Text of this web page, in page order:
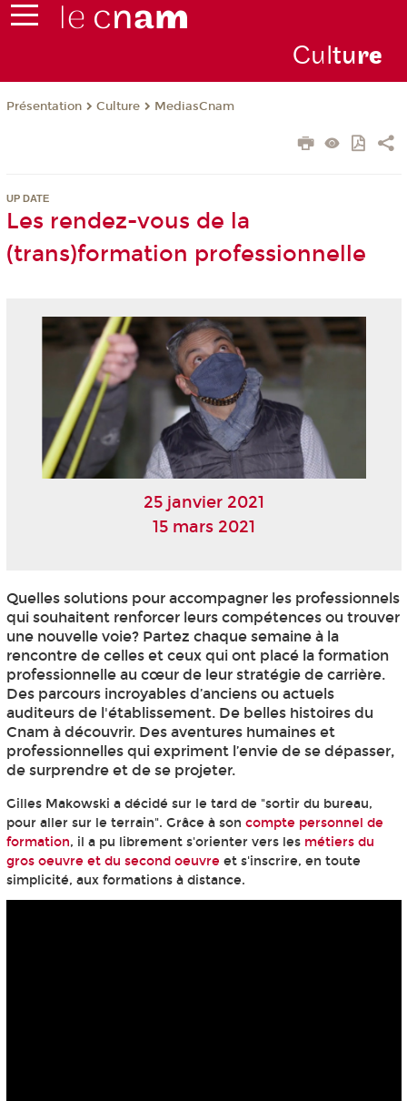
Culture
Présentation Culture MediasCnam
UP DATE
Les rendez-vous de la
(trans)formation professionnelle
25 janvier 2021
15 mars 2021
Quelles solutions pour accompagner les professionnels
qui souhaitent renforcer leurs compétences ou trouver
une nouvelle voie? Partez chaque semaine à la
rencontre de celles et ceux qui ont placé la formation
professionnelle au cœur de leur stratégie de carrière.
Des parcours incroyables d’anciens ou actuels
auditeurs de l'établissement. De belles histoires du
Cnam à découvrir. Des aventures humaines et
professionnelles qui expriment l’envie de se dépasser,
de surprendre et de se projeter.
Gilles Makowski a décidé sur le tard de "sortir du bureau,
pour aller sur le terrain". Grâce à son compte personnel de
formation, il a pu librement s'orienter vers lesmétiers du
gros oeuvre et du second oeuvre et s'inscrire, en toute
simplicité, aux formations à distance.